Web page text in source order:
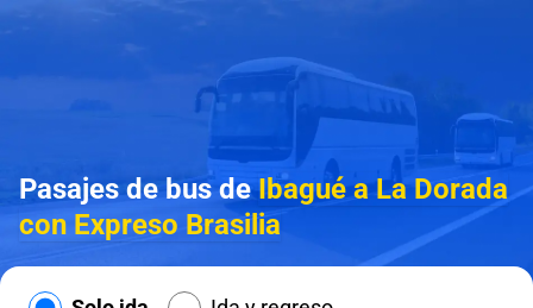
Pasajes de bus deIbagué a La Dorada
con Expreso Brasilia